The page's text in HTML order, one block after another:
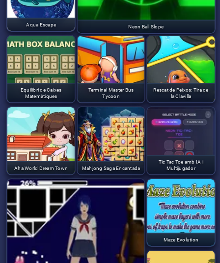
Neon Ball Slope
Aqua Escape
Equilibri de Caixes
Matemàtiques
Terminal Master Bus
Tycoon
Rescat de Peixos: Tira de
la Clavilla
Aha World Dream Town Mahjong Saga Encantada
Tic Tac Toe amb IA i
Multijugador
Maze Evolution